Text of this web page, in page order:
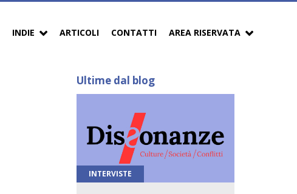
INDIE ARTICOLI CONTATTI AREA RISERVATA
Ultime dal blog
INTERVISTE